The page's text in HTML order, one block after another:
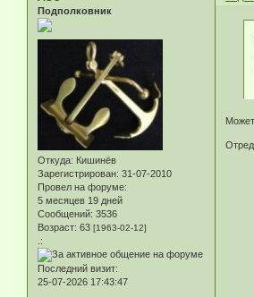
Подполковник
Откуда: Кишинёв
Зарегистрирован: 31-07-2010
Провел на форуме:
5 месяцев 19 дней
Сообщений: 3536
Возраст: 63 [1963-02-12]
.:
Последний визит:
25-07-2026 17:43:47